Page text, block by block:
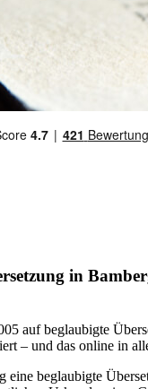
in
auf beglaubigte
– und das online in
eine beglaubigte